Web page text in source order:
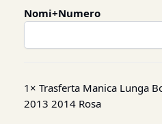
Nomi+Numero
1× Trasferta Manica Lunga
2013 2014 Rosa